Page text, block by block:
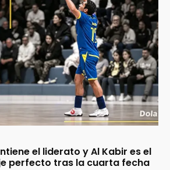
el liderato y Al Kabir es el
perfecto tras la cuarta fecha